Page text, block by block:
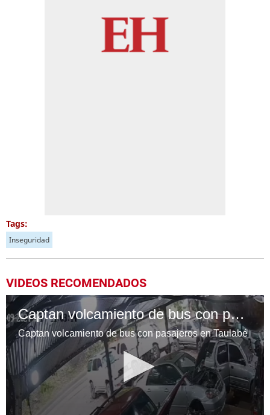
Tags:
Inseguridad
VIDEOS RECOMENDADOS
Captan volcamiento de bus con pasajeros en Taulabé
Captan volcamiento de bus con pasajeros en Taulabé